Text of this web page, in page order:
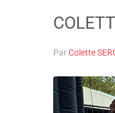
ParColette